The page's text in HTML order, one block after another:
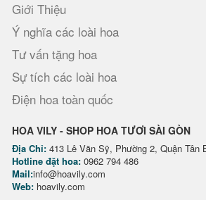
Giới Thiệu
Ý nghĩa các loài hoa
Tư vấn tặng hoa
Sự tích các loài hoa
Điện hoa toàn quốc
HOA VILY - SHOP HOA TƯƠI SÀI GÒN
Địa Chỉ: 413 Lê Văn Sỹ, Phường 2, Quận Tân
Hotline đặt hoa: 0962 794 486
Mail:info@hoavily.com
Web: hoavily.com